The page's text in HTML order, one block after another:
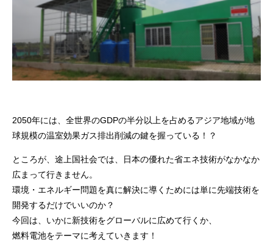
2050年には、全世界のGDPの半分以上を占めるアジア地域が地
球規模の温室効果ガス排出削減の鍵を握っている！？
ところが、途上国社会では、日本の優れた省エネ技術がなかなか
広まって行きません。
環境・エネルギー問題を真に解決に導くためには単に先端技術を
開発するだけでいいのか？
今回は、いかに新技術をグローバルに広めて行くか、
燃料電池をテーマに考えていきます！